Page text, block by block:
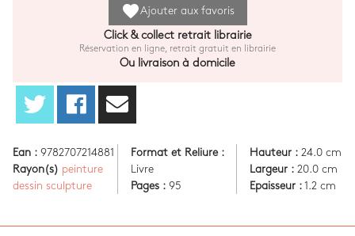
favoriteAjouter aux favoris
Click & collect retrait librairie
Réservation en ligne, retrait gratuit en librairie
Ou livraison à domicile
Ean : 9782707214881
Rayon(s) peinture
dessin sculpture
Format et Reliure :
Livre
Pages : 95
Hauteur :24.0 cm
Largeur :20.0 cm
Epaisseur :1.2 cm